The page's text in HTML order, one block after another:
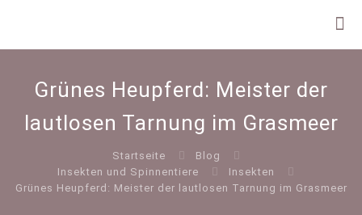
Grünes Heupferd: Meister der
lautlosen Tarnung im Grasmeer
Startseite
Blog
Insekten und Spinnentiere
Insekten
Grünes Heupferd: Meister der lautlosen Tarnung im Grasmeer